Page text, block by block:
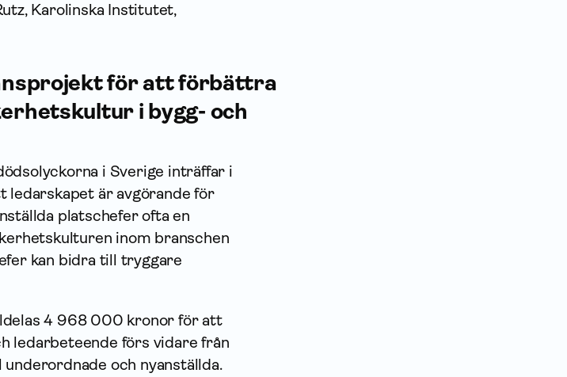
Karolinska Institutet,
för att förbättra
i bygg- och
i Sverige inträffar i
ledarskapet är avgörande för
platschefer ofta en
inom branschen
kan bidra till tryggare
4 968 000 kronor för att
ledarbeteende förs vidare från
och nyanställda.